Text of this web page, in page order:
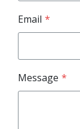
Email *
Message *